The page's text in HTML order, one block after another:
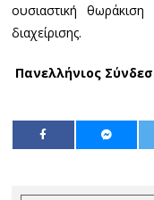
ουσιαστική
διαχείρισης.
Πανελλήνιος